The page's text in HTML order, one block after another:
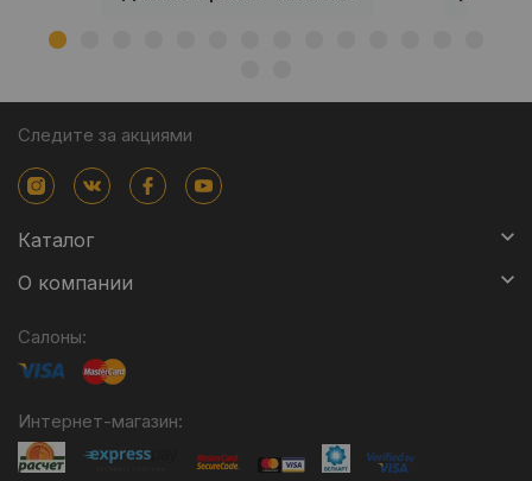
Следите за акциями
Каталог
О компании
Салоны:
Интернет-магазин: